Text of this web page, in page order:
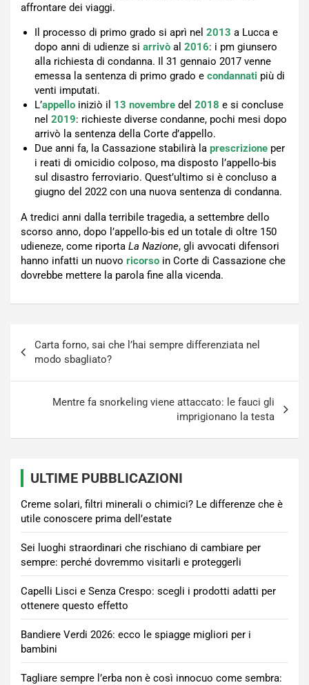
affrontare dei viaggi.
Il processo di primo grado si aprì nel 2013 a Lucca e
dopo anni di udienze si arrivò al 2016: i pm giunsero
alla richiesta di condanna. Il 31 gennaio 2017 venne
emessa la sentenza di primo grado e condannati più di
venti imputati.
L’appello iniziò il 13 novembre del 2018 e si concluse
nel 2019: richieste diverse condanne, pochi mesi dopo
arrivò la sentenza della Corte d’appello.
Due anni fa, la Cassazione stabilirà la prescrizione per
i reati di omicidio colposo, ma disposto l’appello-bis
sul disastro ferroviario. Quest’ultimo si è concluso a
giugno del 2022 con una nuova sentenza di condanna.
A tredici anni dalla terribile tragedia, a settembre dello
scorso anno, dopo l’appello-bis ed un totale di oltre 150
udieneze, come riporta La Nazione, gli avvocati difensori
hanno infatti un nuovo ricorso in Corte di Cassazione che
dovrebbe mettere la parola fine alla vicenda.
articoli
Carta forno, sai che l’hai sempre differenziata nel
modo sbagliato?
Mentre fa snorkeling viene attaccato: le fauci gli
imprigionano la testa
ULTIME PUBBLICAZIONI
Creme solari, filtri minerali o chimici? Le differenze che è
utile conoscere prima dell’estate
Sei luoghi straordinari che rischiano di cambiare per
sempre: perché dovremmo visitarli e proteggerli
Capelli Lisci e Senza Crespo: scegli i prodotti adatti per
ottenere questo effetto
Bandiere Verdi 2026: ecco le spiagge migliori per i
bambini
Tagliare sempre l’erba non è così innocuo come sembra: